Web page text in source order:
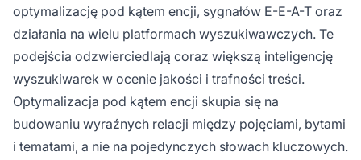
optymalizację pod kątem encji, sygnałów E-E-A-T oraz
działania na wielu platformach wyszukiwawczych. Te
podejścia odzwierciedlają coraz większą inteligencję
wyszukiwarek w ocenie jakości i trafności treści.
Optymalizacja pod kątem encji skupia się na
budowaniu wyraźnych relacji między pojęciami, bytami
i tematami, a nie na pojedynczych słowach kluczowych.